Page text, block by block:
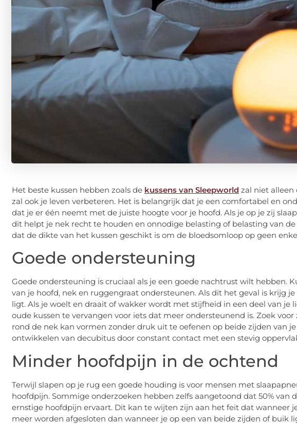
Het beste kussen hebben zoals de kussens van Sleepworld zal niet alleen
zal ook je leven verbeteren. Het is belangrijk dat je een comfortabel en
dat je er één neemt met de juiste hoogte voor je hoofd. Als je op je zij
dit helpt je ​​nek recht te houden en onnodige belasting of belasting van
dat de dikte van het kussen geschikt is om de bloedsomloop op geen
Goede ondersteuning
Goede ondersteuning is cruciaal als je een goede nachtrust wilt hebben.
van je hoofd, nek en ruggengraat ondersteunen. Als dit het geval is krijg
ligt. Als je woelt en draait of wakker wordt met stijfheid in een deel van je
oude kussen te vervangen voor iets dat meer ondersteunend is. Zoek
rond de nek kan vormen zonder druk uit te oefenen op beide zijden van
ontwikkelen van decubitus door constant contact met een stevig
Minder hoofdpijn in de ochtend
Terwijl slapen op je rug een goede houding is voor mensen met
hoofdpijn. Sommige onderzoeken hebben zelfs aangetoond dat 50% van
ernstige hoofdpijn ervaart. Dit kan te wijten zijn aan het feit dat wanneer
meer worden afgesloten dan wanneer je op een van beide zijden of buik